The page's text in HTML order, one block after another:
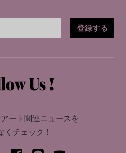
登録する
ート関連ニュースを
くチェック！